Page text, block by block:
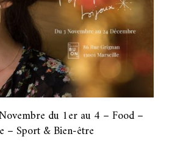
du 1er au 4 – Food –
– Sport & Bien-être